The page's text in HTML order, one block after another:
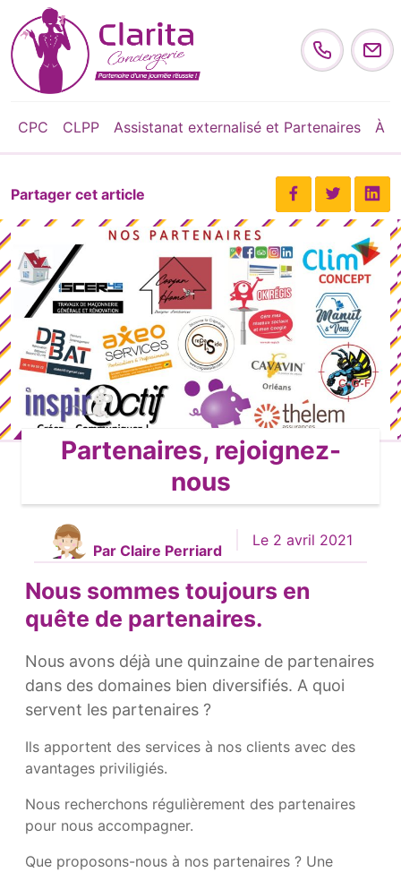
Skip to content
CPC CLPP Assistanat externalisé et Partenaires À
Partager cet article
Partenaires, rejoignez-
nous
Par Claire Perriard
Le 2 avril 2021
Nous sommes toujours en
quête de partenaires.
Nous avons déjà une quinzaine de partenaires
dans des domaines bien diversifiés. A quoi
servent les partenaires ?
Ils apportent des services à nos clients avec des
avantages priviligiés.
Nous recherchons régulièrement des partenaires
pour nous accompagner.
Que proposons-nous à nos partenaires ? Une